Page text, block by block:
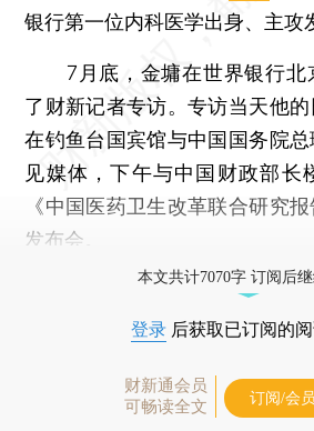
银行第一位内科医学出身、主攻
7月底，金墉在世界银行北
了财新记者专访。专访当天他
在钓鱼台国宾馆与中国国务院
见媒体，下午与中国财政部长
《中国医药卫生改革联合研究报
发布会。
本文共计7070字 订阅后
登录 后获取已订阅的
财新通会员
可畅读全文
订阅/会